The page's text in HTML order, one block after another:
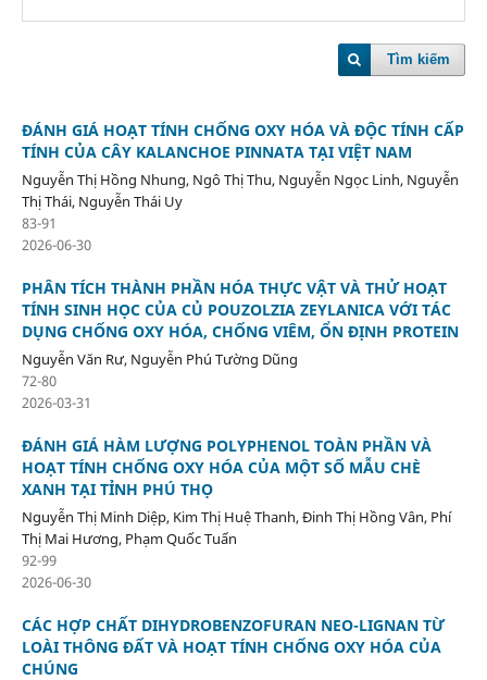
Tìm kiếm
ĐÁNH GIÁ HOẠT TÍNH CHỐNG OXY HÓA VÀ ĐỘC TÍNH CẤP
TÍNH CỦA CÂY KALANCHOE PINNATA TẠI VIỆT NAM
Nguyễn Thị Hồng Nhung, Ngô Thị Thu, Nguyễn Ngọc Linh, Nguyễn
Thị Thái, Nguyễn Thái Uy
83-91
2026-06-30
PHÂN TÍCH THÀNH PHẦN HÓA THỰC VẬT VÀ THỬ HOẠT
TÍNH SINH HỌC CỦA CỦ POUZOLZIA ZEYLANICA VỚI TÁC
DỤNG CHỐNG OXY HÓA, CHỐNG VIÊM, ỔN ĐỊNH PROTEIN
Nguyễn Văn Rư, Nguyễn Phú Tường Dũng
72-80
2026-03-31
ĐÁNH GIÁ HÀM LƯỢNG POLYPHENOL TOÀN PHẦN VÀ
HOẠT TÍNH CHỐNG OXY HÓA CỦA MỘT SỐ MẪU CHÈ
XANH TẠI TỈNH PHÚ THỌ
Nguyễn Thị Minh Diệp, Kim Thị Huệ Thanh, Đinh Thị Hồng Vân, Phí
Thị Mai Hương, Phạm Quốc Tuấn
92-99
2026-06-30
CÁC HỢP CHẤT DIHYDROBENZOFURAN NEO-LIGNAN TỪ
LOÀI THÔNG ĐẤT VÀ HOẠT TÍNH CHỐNG OXY HÓA CỦA
CHÚNG